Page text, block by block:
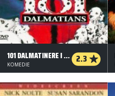
101 DALMATINERE I LEVENDE LIVE 2.3
KOMEDIE